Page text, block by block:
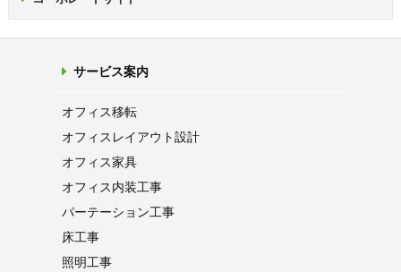
サービス案内
オフィス移転
オフィス レイアウト設計
オフィス家具
オフィス内装工事
パーテーション工事
床工事
照明工事